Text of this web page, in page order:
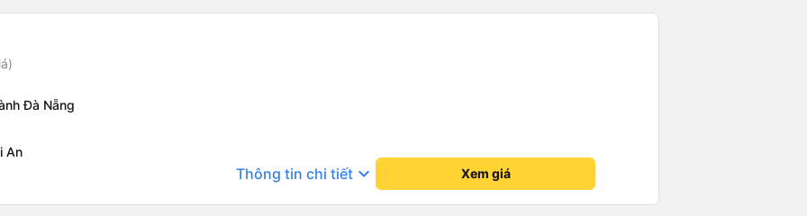
Đà Nẵng
An
Thông tin chi tiết keyboard_arrow_down Xem giá